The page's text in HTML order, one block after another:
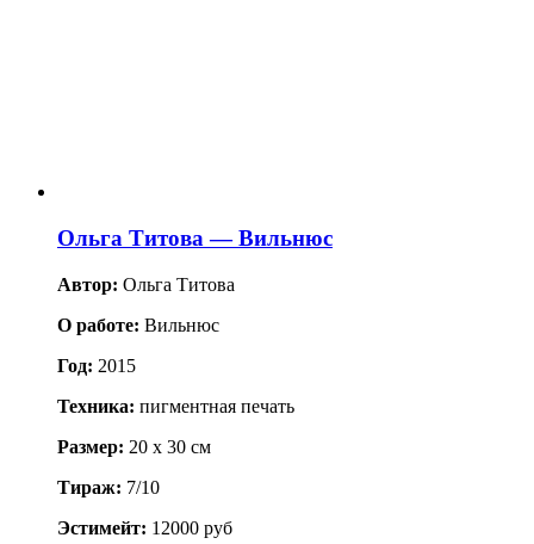
Ольга Титова — Вильнюс
Автор: Ольга Титова
О работе: Вильнюс
Год: 2015
Техника: пигментная печать
Размер: 20 x 30 см
Тираж: 7/10
Эстимейт: 12000 руб